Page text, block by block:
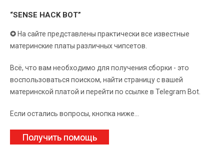
“SENSE HACK BOT”
✪ На сайте представлены практически все известные
материнские платы различных чипсетов.
Всё, что вам необходимо для получения сборки - это
воспользоваться поиском, найти страницу с вашей
материнской платой и перейти по ссылке в Telegram Bot.
Если остались вопросы, кнопка ниже...
Получить помощь